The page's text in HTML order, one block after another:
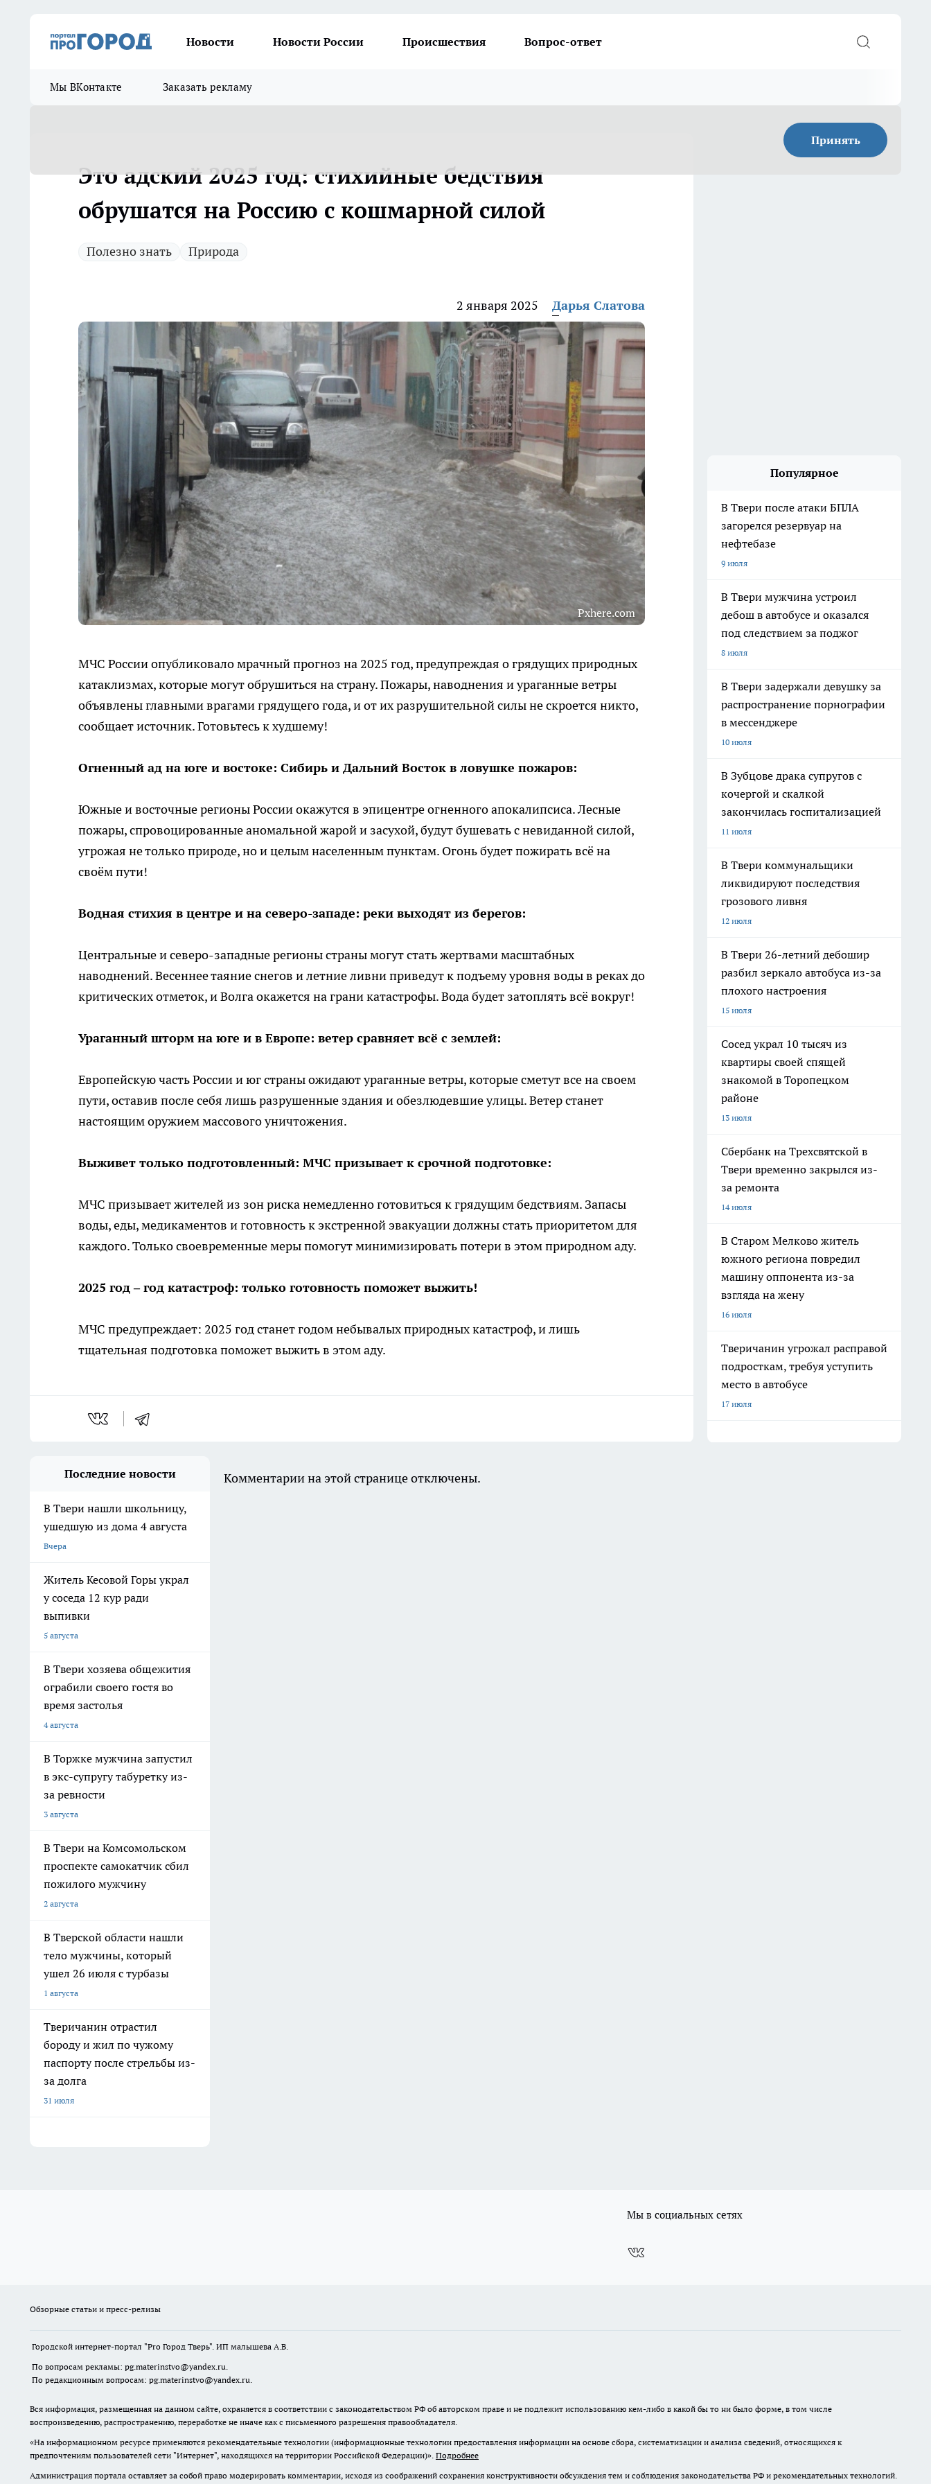
Новости Новости России Происшествия Вопрос-ответ
Мы ВКонтакте Заказать рекламу
Принять
Это адский 2025 год: стихийные бедствия
обрушатся на Россию с кошмарной силой
Полезно знать Природа
2 января 2025 Дарья Слатова
Pxhere.com
МЧС России опубликовало мрачный прогноз на 2025 год, предупреждая о грядущих природных
катаклизмах, которые могут обрушиться на страну. Пожары, наводнения и ураганные ветры
объявлены главными врагами грядущего года, и от их разрушительной силы не скроется никто,
сообщает источник. Готовьтесь к худшему!
Огненный ад на юге и востоке: Сибирь и Дальний Восток в ловушке пожаров:
Южные и восточные регионы России окажутся в эпицентре огненного апокалипсиса. Лесные
пожары, спровоцированные аномальной жарой и засухой, будут бушевать с невиданной силой,
угрожая не только природе, но и целым населенным пунктам. Огонь будет пожирать всё на
своём пути!
Водная стихия в центре и на северо-западе: реки выходят из берегов:
Центральные и северо-западные регионы страны могут стать жертвами масштабных
наводнений. Весеннее таяние снегов и летние ливни приведут к подъему уровня воды в реках до
критических отметок, и Волга окажется на грани катастрофы. Вода будет затоплять всё вокруг!
Ураганный шторм на юге и в Европе: ветер сравняет всё с землей:
Европейскую часть России и юг страны ожидают ураганные ветры, которые сметут все на своем
пути, оставив после себя лишь разрушенные здания и обезлюдевшие улицы. Ветер станет
настоящим оружием массового уничтожения.
Выживет только подготовленный: МЧС призывает к срочной подготовке:
МЧС призывает жителей из зон риска немедленно готовиться к грядущим бедствиям. Запасы
воды, еды, медикаментов и готовность к экстренной эвакуации должны стать приоритетом для
каждого. Только своевременные меры помогут минимизировать потери в этом природном аду.
2025 год – год катастроф: только готовность поможет выжить!
МЧС предупреждает: 2025 год станет годом небывалых природных катастроф, и лишь
тщательная подготовка поможет выжить в этом аду.
Популярное
В Твери после атаки БПЛА
загорелся резервуар на
нефтебазе
9 июля
В Твери мужчина устроил
дебош в автобусе и оказался
под следствием за поджог
8 июля
В Твери задержали девушку за
распространение порнографии
в мессенджере
10 июля
В Зубцове драка супругов с
кочергой и скалкой
закончилась госпитализацией
11 июля
В Твери коммунальщики
ликвидируют последствия
грозового ливня
12 июля
В Твери 26-летний дебошир
разбил зеркало автобуса из-за
плохого настроения
15 июля
Сосед украл 10 тысяч из
квартиры своей спящей
знакомой в Торопецком
районе
13 июля
Сбербанк на Трехсвятской в
Твери временно закрылся из-
за ремонта
14 июля
В Старом Мелково житель
южного региона повредил
машину оппонента из-за
взгляда на жену
16 июля
Тверичанин угрожал расправой
подросткам, требуя уступить
место в автобусе
17 июля
Последние новости
В Твери нашли школьницу,
ушедшую из дома 4 августа
Вчера
Житель Кесовой Горы украл
у соседа 12 кур ради
выпивки
5 августа
В Твери хозяева общежития
ограбили своего гостя во
время застолья
4 августа
В Торжке мужчина запустил
в экс-супругу табуретку из-
за ревности
3 августа
В Твери на Комсомольском
проспекте самокатчик сбил
пожилого мужчину
2 августа
В Тверской области нашли
тело мужчины, который
ушел 26 июля с турбазы
1 августа
Тверичанин отрастил
бороду и жил по чужому
паспорту после стрельбы из-
за долга
31 июля
Комментарии на этой странице отключены.
Мы в социальных сетях
Обзорные статьи и пресс-релизы
Городской интернет-портал "Pro Город Тверь". ИП малышева А.В.
По вопросам рекламы: pg.materinstvo@yandex.ru.
По редакционным вопросам: pg.materinstvo@yandex.ru.
Вся информация, размещенная на данном сайте, охраняется в соответствии с законодательством РФ об авторском праве и не подлежит использованию кем-либо в какой бы то ни было форме, в том числе
воспроизведению, распространению, переработке не иначе как с письменного разрешения правообладателя.
«На информационном ресурсе применяются рекомендательные технологии (информационные технологии предоставления информации на основе сбора, систематизации и анализа сведений, относящихся к
предпочтениям пользователей сети "Интернет", находящихся на территории Российской Федерации)». Подробнее
Администрация портала оставляет за собой право модерировать комментарии, исходя из соображений сохранения конструктивности обсуждения тем и соблюдения законодательства РФ и рекомендательных технологий.